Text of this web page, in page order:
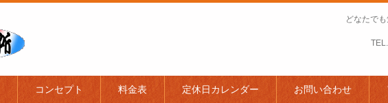
どなたで
TEL.
コンセプト 料金表 定休日カレンダー お問い合わせ